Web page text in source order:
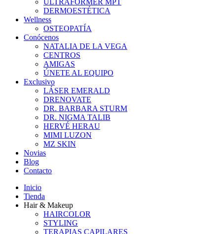
DERMOESTÉTICA
Wellness
OSTEOPATÍA
Conócenos
NATALIA DE LA VEGA
CENTROS
AMIGAS
ÚNETE AL EQUIPO
Exclusivo
LÁSER EMERALD
DRENOVATE
DR. BARBARA STURM
DR. NIGMA TALIB
HERVÉ HERAU
MIMI LUZON
MZ SKIN
Novias
Blog
Contacto
Inicio
Tienda
Hair & Makeup
HAIRCOLOR
STYLING
TERAPIAS CAPILARES